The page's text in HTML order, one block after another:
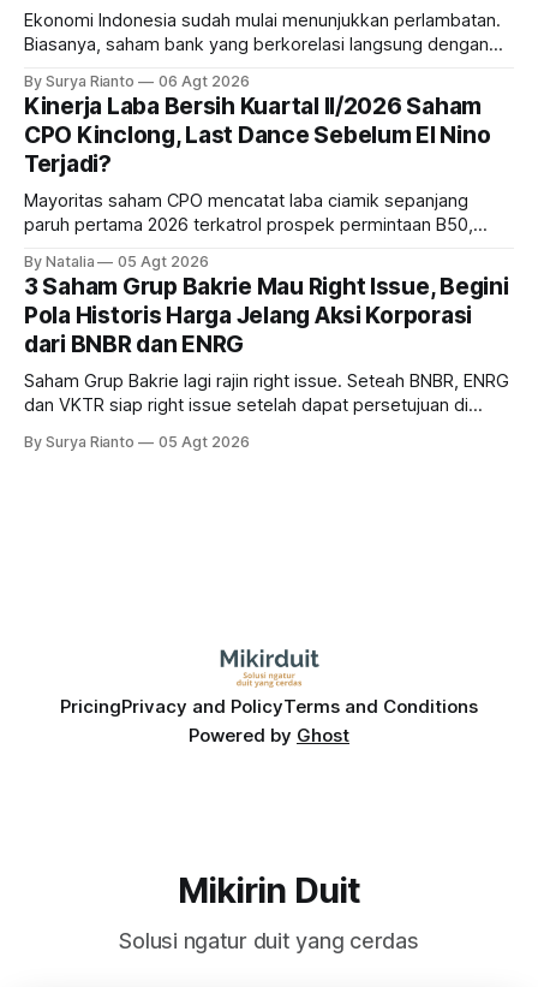
Ekonomi Indonesia sudah mulai menunjukkan perlambatan.
Biasanya, saham bank yang berkorelasi langsung dengan
bank ke depannya?
By Surya Rianto 06 Agt 2026
Kinerja Laba Bersih Kuartal II/2026 Saham
CPO Kinclong, Last Dance Sebelum El Nino
Terjadi?
Mayoritas saham CPO mencatat laba ciamik sepanjang
paruh pertama 2026 terkatrol prospek permintaan B50,
diprediksi semakin terlihat mendekati 2027. Kira-kira gimana
prospeknya? apakah masih menarik dilirik sektor ini?
By Natalia 05 Agt 2026
3 Saham Grup Bakrie Mau Right Issue, Begini
Pola Historis Harga Jelang Aksi Korporasi
dari BNBR dan ENRG
Saham Grup Bakrie lagi rajin right issue. Seteah BNBR, ENRG
dan VKTR siap right issue setelah dapat persetujuan di
pola saham Grup Bakrie jelang right issue
By Surya Rianto 05 Agt 2026
PricingPrivacy and PolicyTerms and Conditions
Powered by Ghost
Mikirin Duit
Solusi ngatur duit yang cerdas